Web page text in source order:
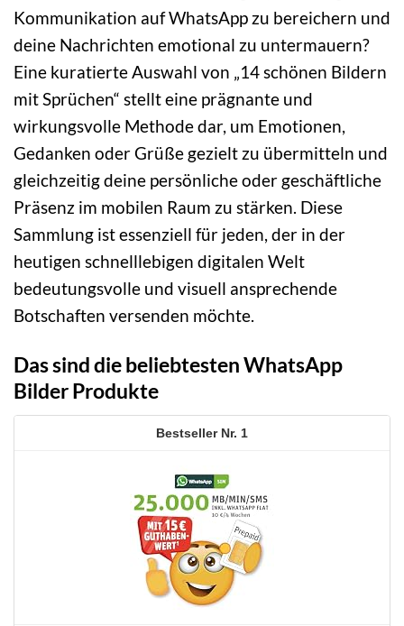
Kommunikation auf WhatsApp zu bereichern und
deine Nachrichten emotional zu untermauern?
Eine kuratierte Auswahl von „14 schönen Bildern
mit Sprüchen“ stellt eine prägnante und
wirkungsvolle Methode dar, um Emotionen,
Gedanken oder Grüße gezielt zu übermitteln und
gleichzeitig deine persönliche oder geschäftliche
Präsenz im mobilen Raum zu stärken. Diese
Sammlung ist essenziell für jeden, der in der
heutigen schnelllebigen digitalen Welt
bedeutungsvolle und visuell ansprechende
Botschaften versenden möchte.
Das sind die beliebtesten WhatsApp
Bilder Produkte
1